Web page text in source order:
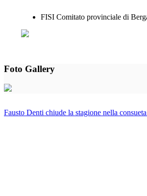
FISI Comitato provinciale di
Foto Gallery
Fausto Denti chiude la stagione nella